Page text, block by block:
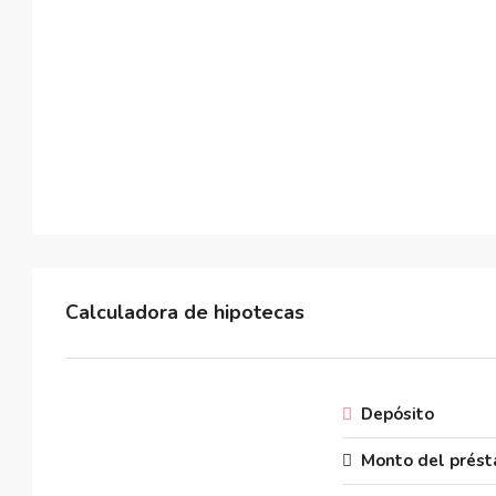
Calculadora de hipotecas
Depósito
Monto del